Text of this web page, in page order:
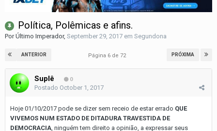
Política, Polêmicas e afins.
PorÚltimo Imperador, September 29, 2017 em Segundona
ANTERIOR PRÓXIMA
Página 6 de 72
Suplê 0
Postado October 1, 2017
Hoje 01/10/2017 pode se dizer sem receio de estar errado QUE
VIVEMOS NUM ESTADO DE DITADURA TRAVESTIDA DE
DEMOCRACIA , ninguém tem direito a opinião, a expressar seus